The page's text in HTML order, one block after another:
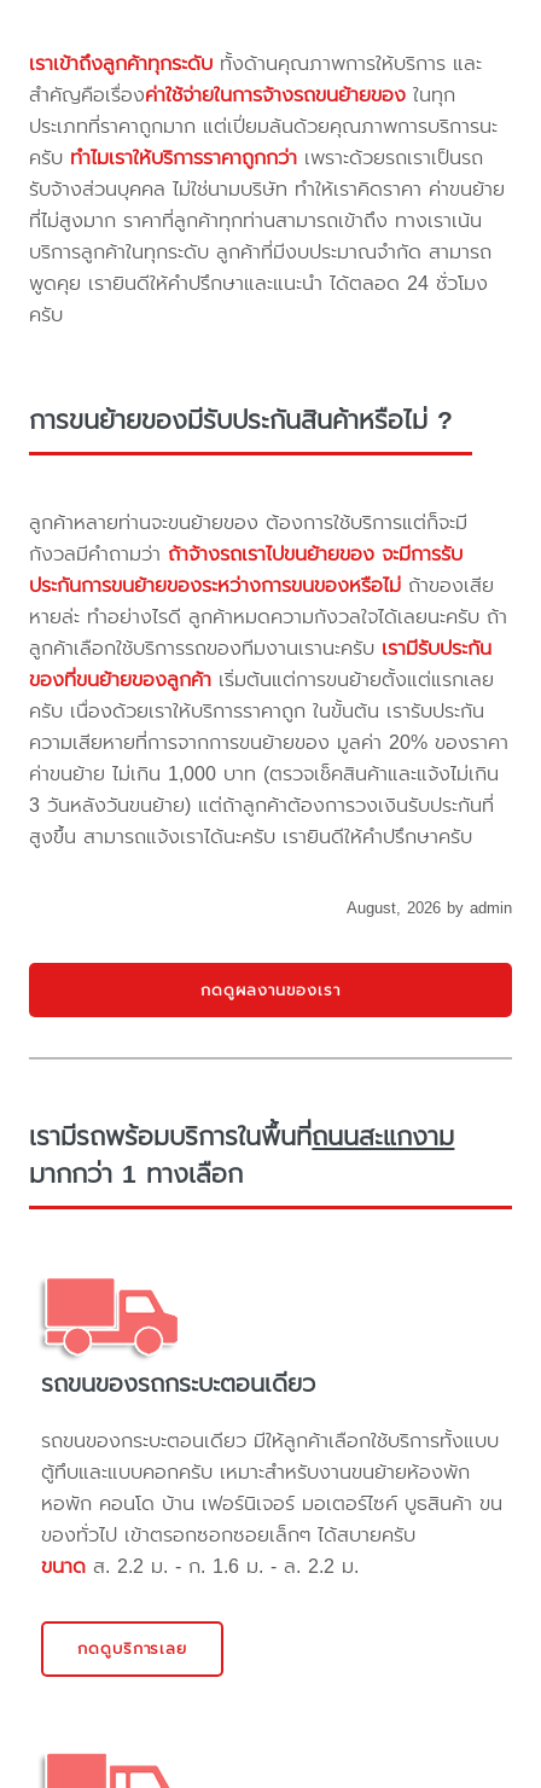
เราเข้าถึงลูกค้าทุกระดับ ทั้งด้านคุณภาพการให้บริการ และ
สำคัญคือเรื่องค่าใช้จ่ายในการจ้างรถขนย้ายของ ในทุก
ประเภทที่ราคาถูกมาก แต่เปี่ยมล้นด้วยคุณภาพการบริการนะ
ครับ ทำไมเราให้บริการราคาถูกกว่า เพราะด้วยรถเราเป็นรถ
รับจ้างส่วนบุคคล ไม่ใช่นามบริษัท ทำให้เราคิดราคา ค่าขนย้าย
ที่ไม่สูงมาก ราคาที่ลูกค้าทุกท่านสามารถเข้าถึง ทางเราเน้น
บริการลูกค้าในทุกระดับ ลูกค้าที่มีงบประมาณจำกัด สามารถ
พูดคุย เรายินดีให้คำปรึกษาและแนะนำ ได้ตลอด 24 ชั่วโมง
ครับ
การขนย้ายของมีรับประกันสินค้าหรือไม่ ?
ลูกค้าหลายท่านจะขนย้ายของ ต้องการใช้บริการแต่ก็จะมี
กังวลมีคำถามว่า ถ้าจ้างรถเราไปขนย้ายของ จะมีการรับ
ประกันการขนย้ายของระหว่างการขนของหรือไม่ ถ้าของเสีย
หายล่ะ ทำอย่างไรดี ลูกค้าหมดความกังวลใจได้เลยนะครับ ถ้า
ลูกค้าเลือกใช้บริการรถของทีมงานเรานะครับ เรามีรับประกัน
ของที่ขนย้ายของลูกค้า เริ่มต้นแต่การขนย้ายตั้งแต่แรกเลย
ครับ เนื่องด้วยเราให้บริการราคาถูก ในขั้นต้น เรารับประกัน
ความเสียหายที่การจากการขนย้ายของ มูลค่า 20% ของราคา
ค่าขนย้าย ไม่เกิน 1,000 บาท (ตรวจเช็คสินค้าและแจ้งไม่เกิน
3 วันหลังวันขนย้าย) แต่ถ้าลูกค้าต้องการวงเงินรับประกันที่
สูงขึ้น สามารถแจ้งเราได้นะครับ เรายินดีให้คำปรึกษาครับ
August, 2026 by admin
กดดูผลงานของเรา
เรามีรถพร้อมบริการในพื้นที่ถนนสะแกงาม
มากกว่า 1 ทางเลือก
รถขนของรถกระบะตอนเดียว
รถขนของกระบะตอนเดียว มีให้ลูกค้าเลือกใช้บริการทั้งแบบ
ตู้ทึบและแบบคอกครับ เหมาะสำหรับงานขนย้ายห้องพัก
หอพัก คอนโด บ้าน เฟอร์นิเจอร์ มอเตอร์ไซค์ บูธสินค้า ขน
ของทั่วไป เข้าตรอกซอกซอยเล็กๆ ได้สบายครับ
ขนาด ส. 2.2 ม. - ก. 1.6 ม. - ล. 2.2 ม.
กดดูบริการเลย